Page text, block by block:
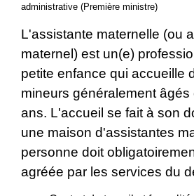
administrative (Première ministre)
L'assistante maternelle (ou
maternel) est un(e)
petite enfance qui accueille
mineurs généralement âgés
ans. L'accueil se fait à son
une maison d'assistantes
personne doit
agréée par les services du